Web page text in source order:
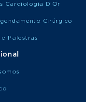
Cardiologia D'Or
Cirúrgico
e Palestras